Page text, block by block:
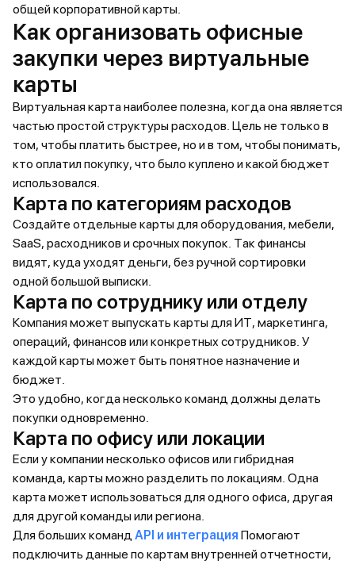
общей корпоративной карты.
Как организовать офисные
закупки через виртуальные
карты
Виртуальная карта наиболее полезна, когда она является
частью простой структуры расходов. Цель не только в
том, чтобы платить быстрее, но и в том, чтобы понимать,
кто оплатил покупку, что было куплено и какой бюджет
использовался.
Карта по категориям расходов
Создайте отдельные карты для оборудования, мебели,
SaaS, расходников и срочных покупок. Так финансы
видят, куда уходят деньги, без ручной сортировки
одной большой выписки.
Карта по сотруднику или отделу
Компания может выпускать карты для ИТ, маркетинга,
операций, финансов или конкретных сотрудников. У
каждой карты может быть понятное назначение и
бюджет.
Это удобно, когда несколько команд должны делать
покупки одновременно.
Карта по офису или локации
Если у компании несколько офисов или гибридная
команда, карты можно разделить по локациям. Одна
карта может использоваться для одного офиса, другая
для другой команды или региона.
Для больших команд API и интеграция Помогают
подключить данные по картам внутренней отчетности,